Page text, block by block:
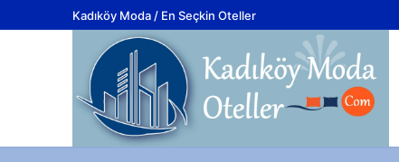
Kadıköy Moda / En Seçkin Oteller